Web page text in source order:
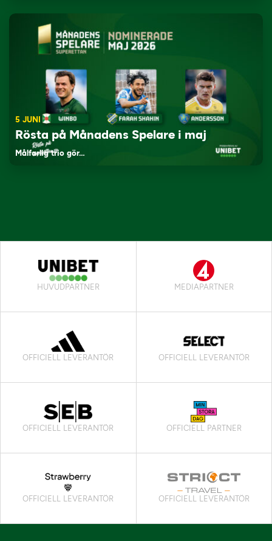
5 JUNI
Rösta på Månadens Spelare i maj
Målfarlig trio gör…
HUVUDPARTNER MEDIAPARTNER
OFFICIELL LEVERANTÖR OFFICIELL LEVERANTÖR
OFFICIELL LEVERANTÖR OFFICIELL PARTNER
OFFICIELL LEVERANTÖR OFFICIELL LEVERANTÖR